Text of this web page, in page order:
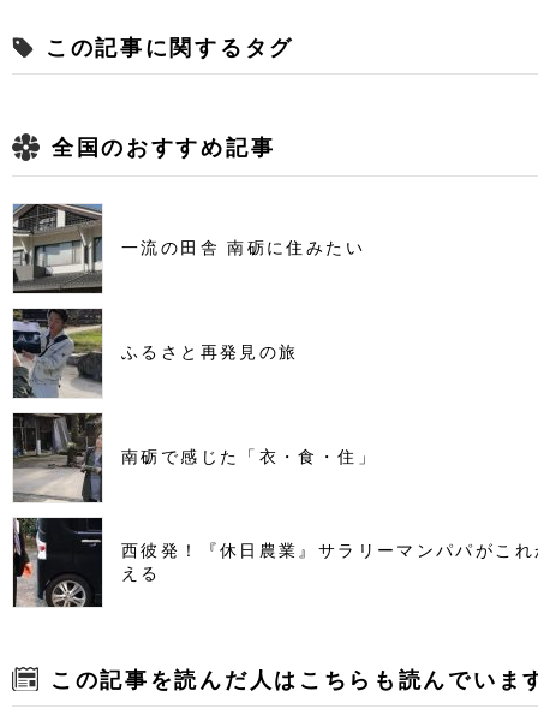
この記事に関するタグ
全国のおすすめ記事
一流の田舎 南砺に住みたい
ふるさと再発見の旅
南砺で感じた「衣・食・住」
西彼発！『休日農業』サラリーマンパパがこ
える
この記事を読んだ人はこちらも読んでいま